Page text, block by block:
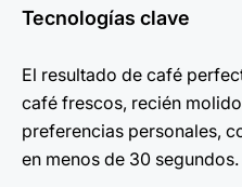
Tecnologías clave
El resultado de café
café frescos, recién
preferencias personales,
en menos de 30 segundos.